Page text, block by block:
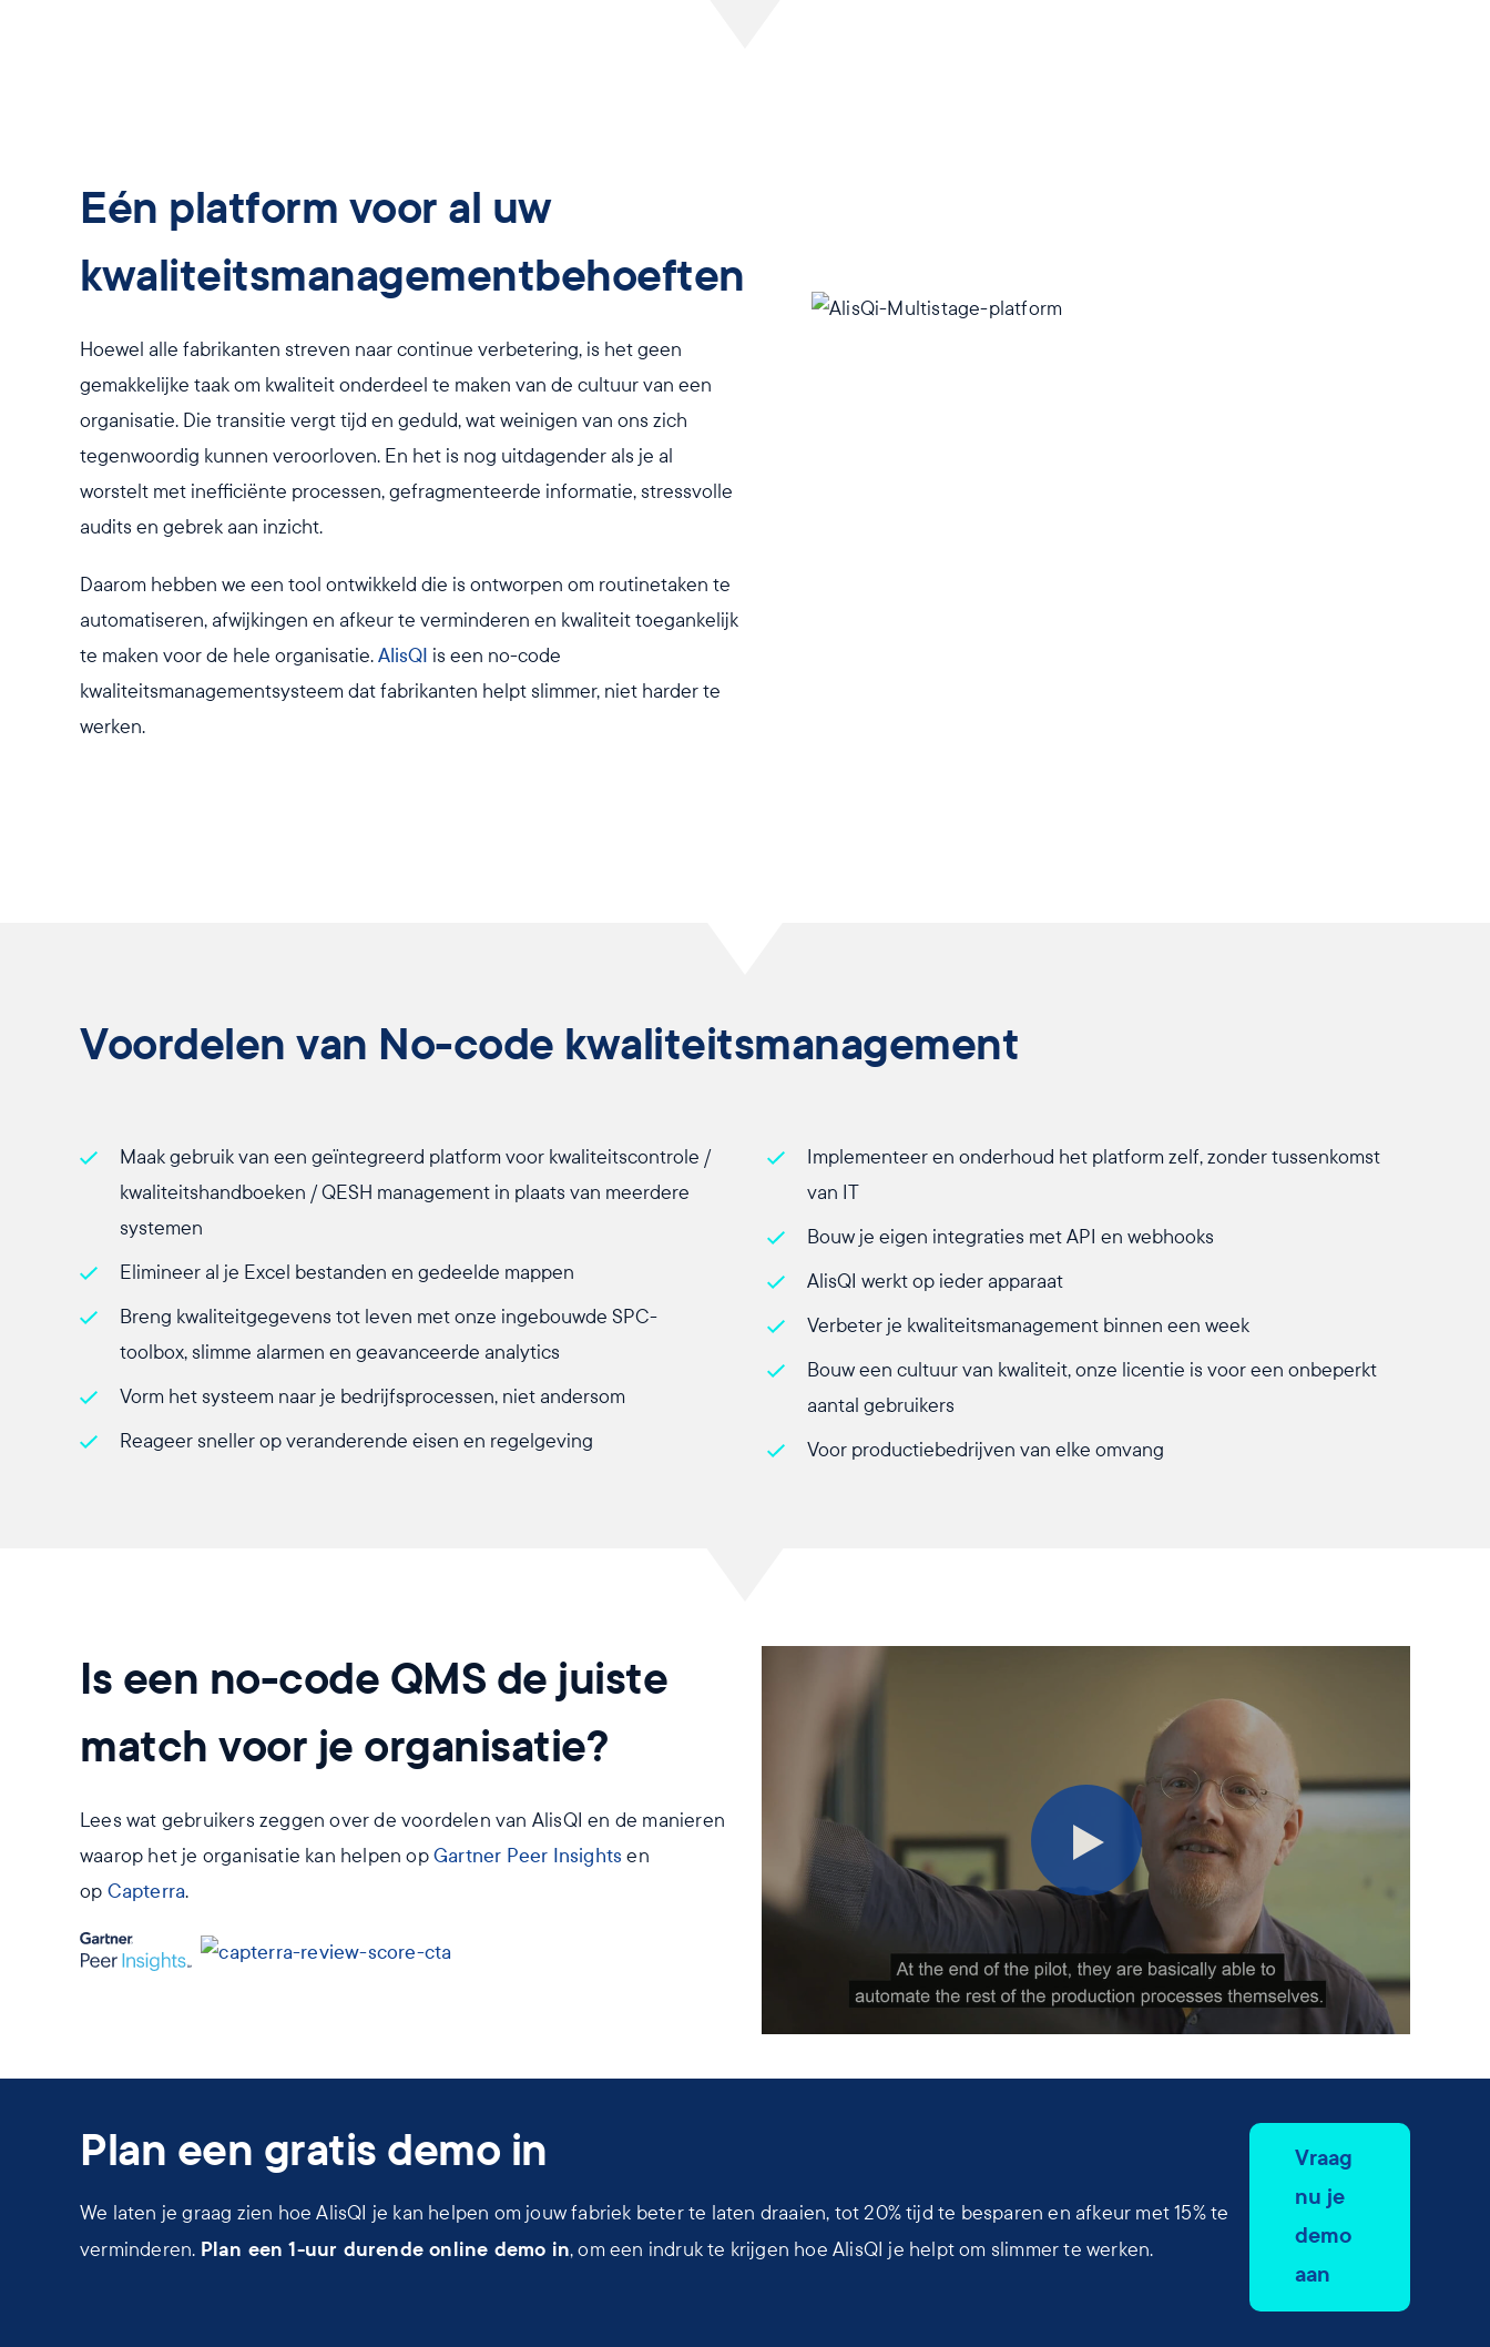
Eén platform voor al uw
kwaliteitsmanagementbehoeften
Hoewel alle fabrikanten streven naar continue verbetering, is het geen
gemakkelijke taak om kwaliteit onderdeel te maken van de cultuur van een
organisatie. Die transitie vergt tijd en geduld, wat weinigen van ons zich
tegenwoordig kunnen veroorloven. En het is nog uitdagender als je al
worstelt met inefficiënte processen, gefragmenteerde informatie, stressvolle
audits en gebrek aan inzicht.
Daarom hebben we een tool ontwikkeld die is ontworpen om routinetaken te
automatiseren, afwijkingen en afkeur te verminderen en kwaliteit toegankelijk
te maken voor de hele organisatie.AlisQI is een no-code
kwaliteitsmanagementsysteem dat fabrikanten helpt slimmer, niet harder te
werken.
Voordelen van No-code kwaliteitsmanagement
Maak gebruik van een geïntegreerd platform voor kwaliteitscontrole /
kwaliteitshandboeken / QESH management in plaats van meerdere
systemen
Elimineer al je Excel bestanden en gedeelde mappen
Breng kwaliteitgegevens tot leven met onze ingebouwde SPC-
toolbox, slimme alarmen en geavanceerde analytics
Vorm het systeem naar je bedrijfsprocessen, niet andersom
Reageer sneller op veranderende eisen en regelgeving
Implementeer en onderhoud het platform zelf, zonder tussenkomst
van IT
Bouw je eigen integraties met API en webhooks
AlisQI werkt op ieder apparaat
Verbeter je kwaliteitsmanagement binnen een week
Bouw een cultuur van kwaliteit, onze licentie is voor een onbeperkt
aantal gebruikers
Voor productiebedrijven van elke omvang
Is een no-code QMS de juiste
match voor je organisatie?
Lees wat gebruikers zeggen over de voordelen van AlisQI en de manieren
waarop het je organisatie kan helpen opGartner Peer Insights en
op Capterra.
Plan een gratis demo in
We laten je graag zien hoe AlisQI je kan helpen om jouw fabriek beter te laten draaien, tot 20% tijd te besparen en afkeur met 15% te
verminderen. Plan een 1-uur durende online demo in, om een indruk te krijgen hoe AlisQI je helpt om slimmer te werken.
Vraag
nu je
demo
aan